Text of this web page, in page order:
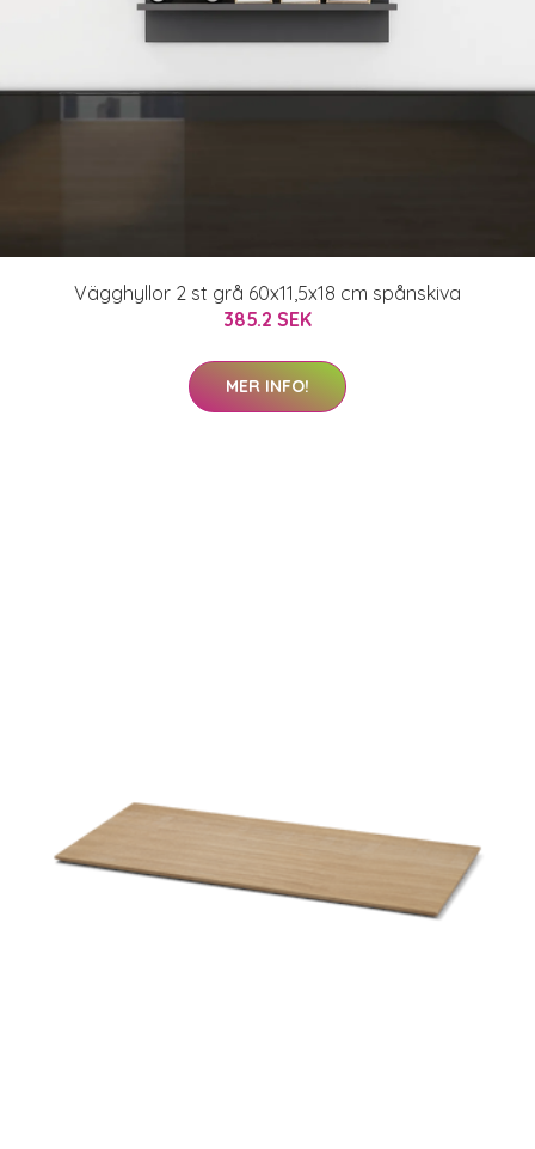
Vägghyllor 2 st grå 60x11,5x18 cm spånskiva
385.2 SEK
MER INFO!